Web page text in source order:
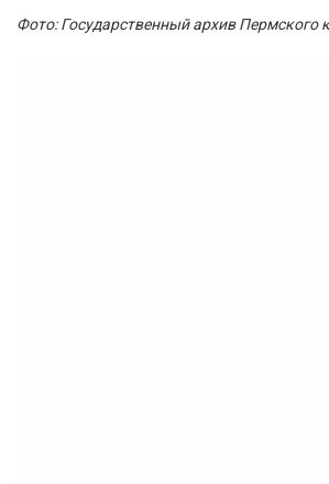
Фото: Государственный архив Пермского